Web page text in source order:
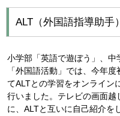
ALT（外国語指導助手
小学部「英語で遊ぼう」、中
「外国語活動」では、今年度
てALTとの学習をオンライン
行いました。テレビの画面越
に、ALTと互いに自己紹介を